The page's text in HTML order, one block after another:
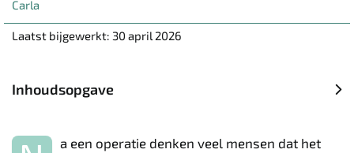
Carla
Laatst bijgewerkt: 30 april 2026
Inhoudsopgave 
a een operatie denken veel mensen dat het